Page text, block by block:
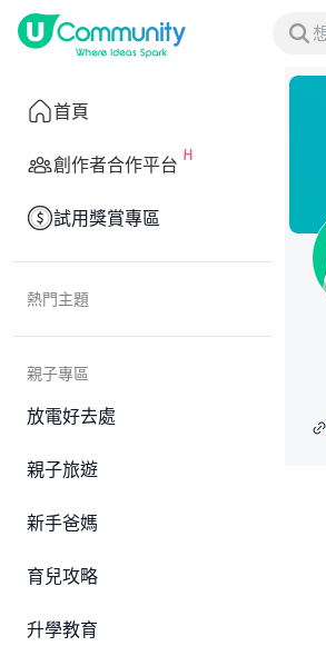
首頁
創作者合作平台
試用獎賞專區
熱門主題
親子專區
放電好去處
親子旅遊
新手爸媽
育兒攻略
升學教育